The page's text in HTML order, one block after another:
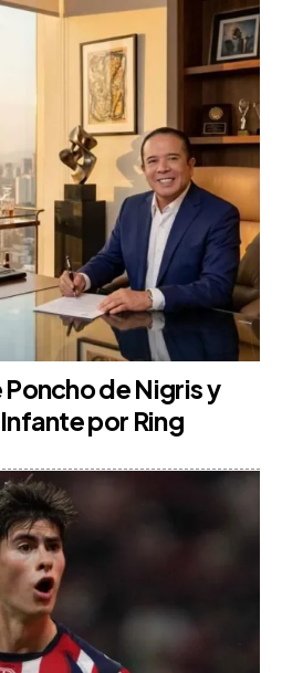
de Nigris y
por Ring